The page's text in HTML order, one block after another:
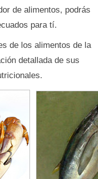
de alimentos, podrás
para tí.
de los alimentos de la
detallada de sus